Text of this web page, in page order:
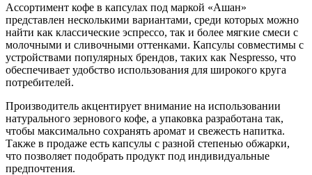
Ассортимент кофе в капсулах под маркой «Ашан»
представлен несколькими вариантами, среди которых можно
найти как классические эспрессо, так и более мягкие смеси с
молочными и сливочными оттенками. Капсулы совместимы с
устройствами популярных брендов, таких как Nespresso, что
обеспечивает удобство использования для широкого круга
потребителей.
Производитель акцентирует внимание на использовании
натурального зернового кофе, а упаковка разработана так,
чтобы максимально сохранять аромат и свежесть напитка.
Также в продаже есть капсулы с разной степенью обжарки,
что позволяет подобрать продукт под индивидуальные
предпочтения.